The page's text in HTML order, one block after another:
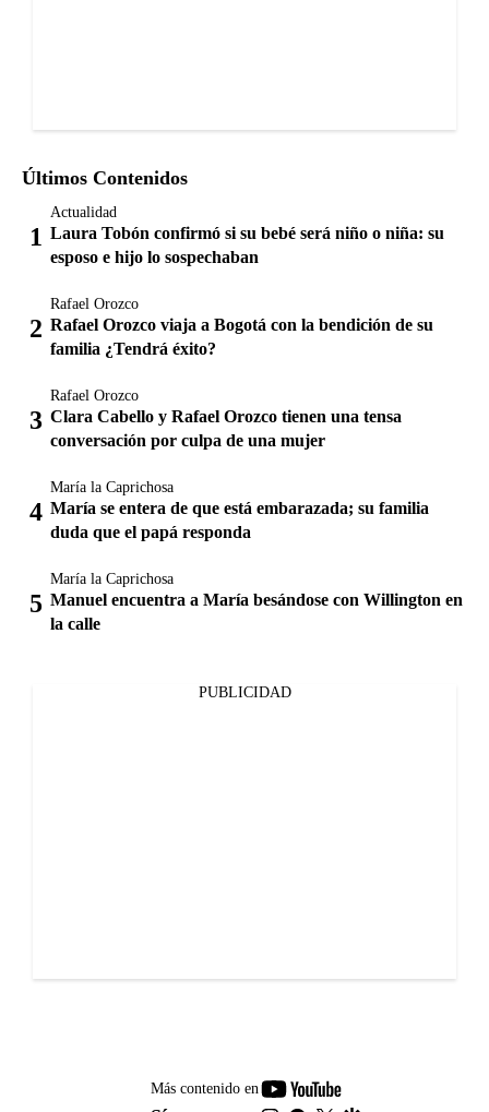
Últimos Contenidos
Actualidad
Laura Tobón confirmó si su bebé será niño o niña: su
esposo e hijo lo sospechaban
Rafael Orozco
Rafael Orozco viaja a Bogotá con la bendición de su
familia ¿Tendrá éxito?
Rafael Orozco
Clara Cabello y Rafael Orozco tienen una tensa
conversación por culpa de una mujer
María la Caprichosa
María se entera de que está embarazada; su familia
duda que el papá responda
María la Caprichosa
Manuel encuentra a María besándose con Willington en
la calle
PUBLICIDAD
Más contenido en
youtube-